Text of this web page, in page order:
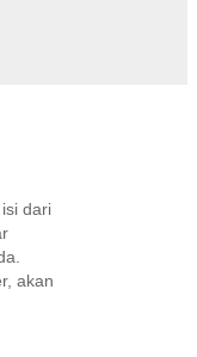
dari
akan